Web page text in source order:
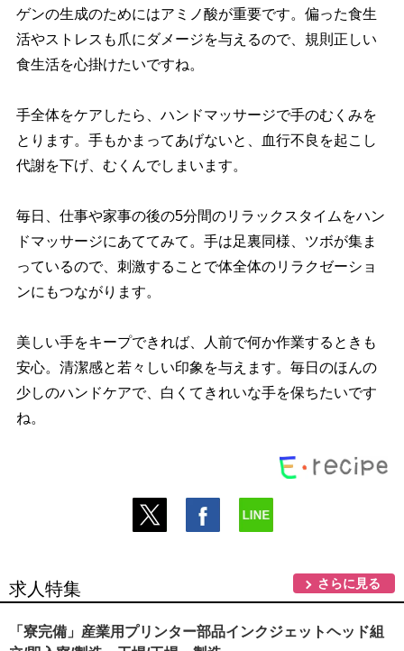
ゲンの生成のためにはアミノ酸が重要です。偏った食生
活やストレスも爪にダメージを与えるので、規則正しい
食生活を心掛けたいですね。
手全体をケアしたら、ハンドマッサージで手のむくみを
とります。手もかまってあげないと、血行不良を起こし
代謝を下げ、むくんでしまいます。
毎日、仕事や家事の後の5分間のリラックスタイムをハン
ドマッサージにあててみて。手は足裏同様、ツボが集ま
っているので、刺激することで体全体のリラクゼーショ
ンにもつながります。
美しい手をキープできれば、人前で何か作業するときも
安心。清潔感と若々しい印象を与えます。毎日のほんの
少しのハンドケアで、白くてきれいな手を保ちたいです
ね。
求人特集 さらに見る
「寮完備」産業用プリンター部品インクジェットヘッド組